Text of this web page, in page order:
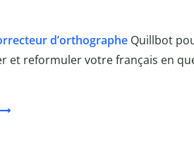
d’orthographe Quillbot
et reformuler votre français en